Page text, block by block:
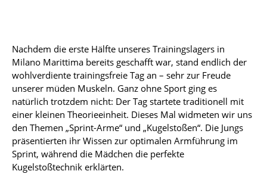
Nachdem die erste Hälfte unseres Trainingslagers in
Milano Marittima bereits geschafft war, stand endlich der
wohlverdiente trainingsfreie Tag an – sehr zur Freude
unserer müden Muskeln. Ganz ohne Sport ging es
natürlich trotzdem nicht: Der Tag startete traditionell mit
einer kleinen Theorieeinheit. Dieses Mal widmeten wir uns
den Themen „Sprint-Arme“ und „Kugelstoßen“. Die Jungs
präsentierten ihr Wissen zur optimalen Armführung im
Sprint, während die Mädchen die perfekte
Kugelstoßtechnik erklärten.